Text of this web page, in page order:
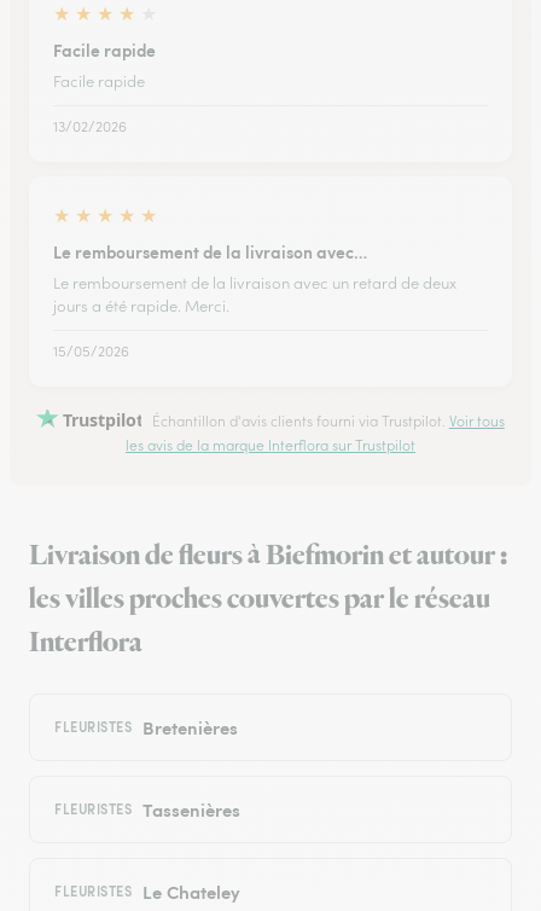
★ ★ ★ ★
Facile rapide
Facile rapide
13/02/2026
★ ★ ★ ★ ★
Le remboursement de la livraison avec…
Le remboursement de la livraison avec un retard de deux
jours a été rapide. Merci.
15/05/2026
Trustpilot Échantillon d'avis clients fourni via Trustpilot. Voir tous
les avis de la marque Interflora sur Trustpilot
Livraison de fleurs à Biefmorin et autour :
les villes proches couvertes par le réseau
Interflora
FLEURISTES Bretenières
FLEURISTES Tassenières
FLEURISTES Le Chateley